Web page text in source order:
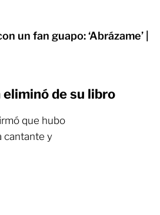
un fan guapo: ‘Abrázame’ |
de su libro
que hubo
cantante y